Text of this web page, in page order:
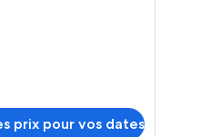
prix pour vos dates